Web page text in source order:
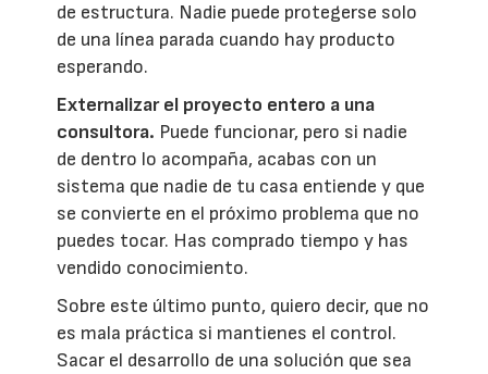
de estructura. Nadie puede protegerse solo
de una línea parada cuando hay producto
esperando.
Externalizar el proyecto entero a una
consultora. Puede funcionar, pero si nadie
de dentro lo acompaña, acabas con un
sistema que nadie de tu casa entiende y que
se convierte en el próximo problema que no
puedes tocar. Has comprado tiempo y has
vendido conocimiento.
Sobre este último punto, quiero decir, que no
es mala práctica si mantienes el control.
Sacar el desarrollo de una solución que sea